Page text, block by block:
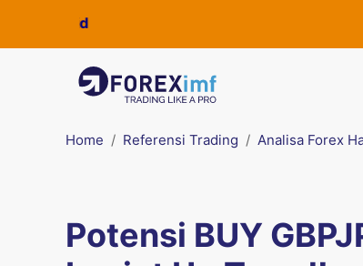
Home Referensi Trading Analisa Forex
Potensi BUY